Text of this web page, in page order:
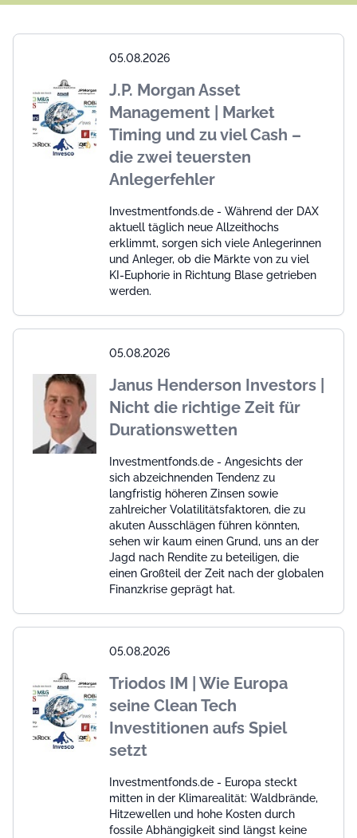
05.08.2026
J.P. Morgan Asset
Management | Market
Timing und zu viel Cash –
die zwei teuersten
Anlegerfehler
Investmentfonds.de - Während der DAX
aktuell täglich neue Allzeithochs
erklimmt, sorgen sich viele Anlegerinnen
und Anleger, ob die Märkte von zu viel
KI-Euphorie in Richtung Blase getrieben
werden.
05.08.2026
Janus Henderson Investors |
Nicht die richtige Zeit für
Durationswetten
Investmentfonds.de - Angesichts der
sich abzeichnenden Tendenz zu
langfristig höheren Zinsen sowie
zahlreicher Volatilitätsfaktoren, die zu
akuten Ausschlägen führen könnten,
sehen wir kaum einen Grund, uns an der
Jagd nach Rendite zu beteiligen, die
einen Großteil der Zeit nach der globalen
Finanzkrise geprägt hat.
05.08.2026
Triodos IM | Wie Europa
seine Clean Tech
Investitionen aufs Spiel
setzt
Investmentfonds.de - Europa steckt
mitten in der Klimarealität: Waldbrände,
Hitzewellen und hohe Kosten durch
fossile Abhängigkeit sind längst keine